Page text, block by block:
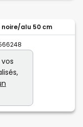
noire/alu 50 cm